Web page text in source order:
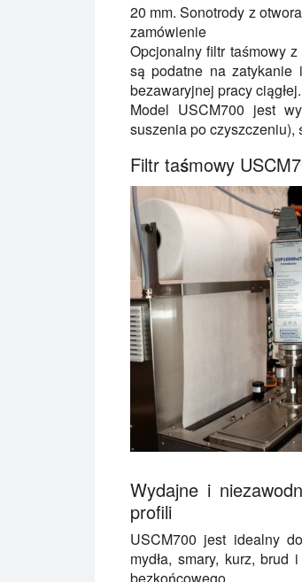
20 mm. Sonotrody z
zamówienie
Opcjonalny filtr taśmowy
są podatne na zatykanie
bezawaryjnej pracy ciągłej.
Model USCM700 jest
suszenia po
Filtr taśmowy
Wydajne i
profili
USCM700 jest idealny
mydła, smary, kurz,